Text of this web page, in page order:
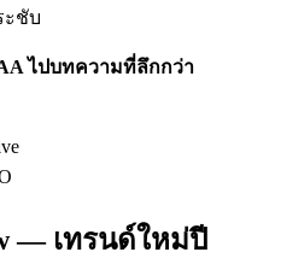
ะชับ
ไปบทความที่ลึกกว่า
— เทรนด์ใหม่ปี